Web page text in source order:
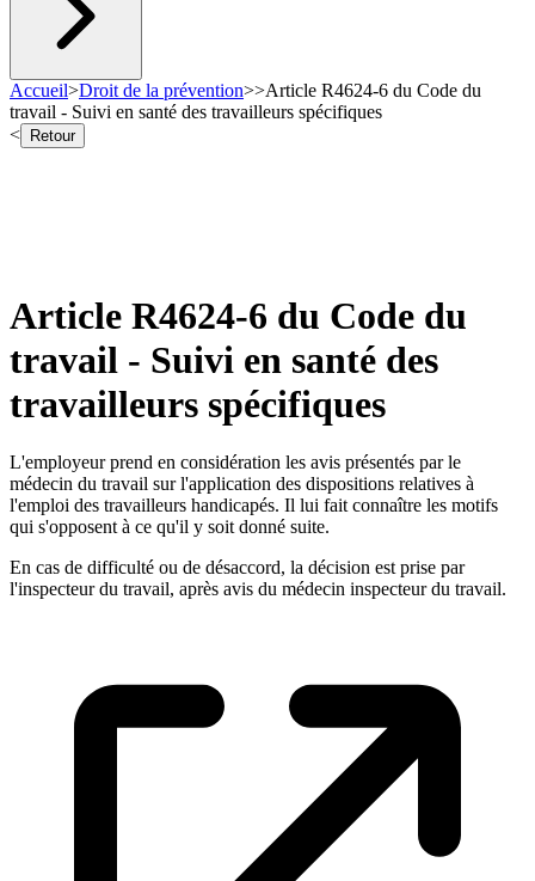
Accueil>Droit de la prévention>>Article R4624-6 du Code du
travail - Suivi en santé des travailleurs spécifiques
<
Retour
Article R4624-6 du Code du
travail - Suivi en santé des
travailleurs spécifiques
L'employeur prend en considération les avis présentés par le
médecin du travail sur l'application des dispositions relatives à
l'emploi des travailleurs handicapés. Il lui fait connaître les motifs
qui s'opposent à ce qu'il y soit donné suite.
En cas de difficulté ou de désaccord, la décision est prise par
l'inspecteur du travail, après avis du médecin inspecteur du travail.